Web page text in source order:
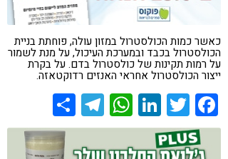
טבעונות
כאשר כמות הכולסטרול במזון עולה, פוחתת בניית
הכולסטרול בכבד ובמערכת העיכול, על מנת לשמור
על רמות תקינות של כולסטרול בדם. על בקרת
ייצור הכולסטרול אחראי האנזים רדוקטאזה.
Facebook
Twitter
LinkedIn
WhatsApp
Telegram